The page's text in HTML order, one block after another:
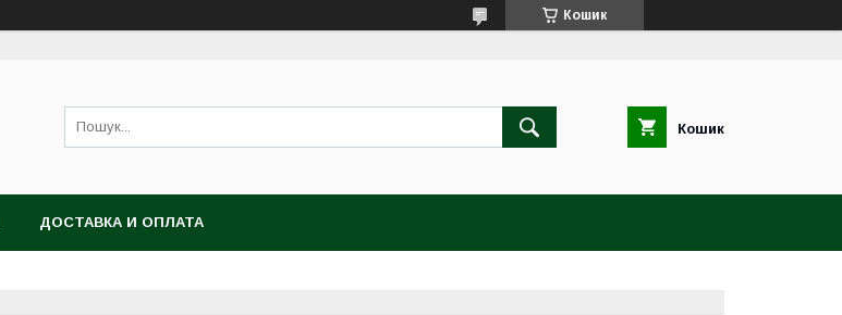
Кошик
Кошик
ДОСТАВКА И ОПЛАТА